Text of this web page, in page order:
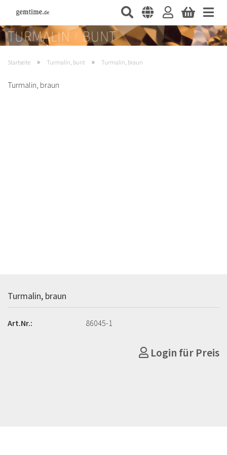
Startseite » Turmalin, bunt » Turmalin, braun
Turmalin, braun
Turmalin, braun
Art.Nr.: 86045-1
Login für Preis